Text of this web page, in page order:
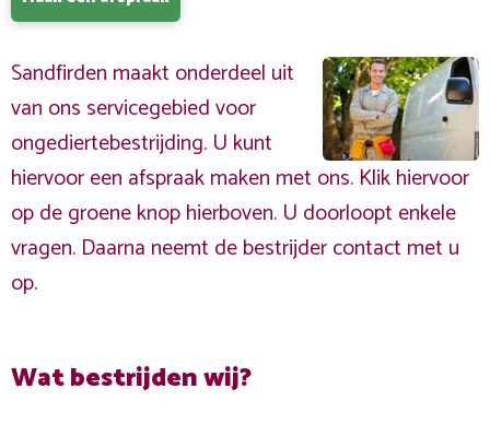
Sandfirden maakt onderdeel uit
van ons servicegebied voor
ongediertebestrijding. U kunt
hiervoor een afspraak maken met ons. Klik hiervoor
op de groene knop hierboven. U doorloopt enkele
vragen. Daarna neemt de bestrijder contact met u
op.
Wat bestrijden wij?